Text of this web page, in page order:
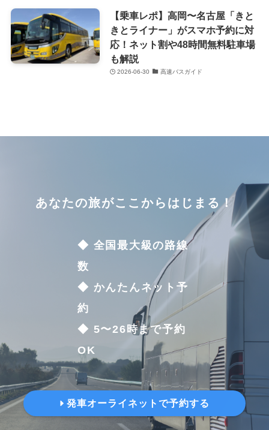
【乗車レポ】高岡〜名古屋「きと
きとライナー」がスマホ予約に対
応！ネット割や48時間無料駐車場
も解説
2026-06-30 高速バスガイド
あなたの旅がここからはじまる！
◆ 全国最大級の路線
数
◆ かんたんネット予
約
◆ 5〜26時まで予約
OK
発車オーライネットで予約する